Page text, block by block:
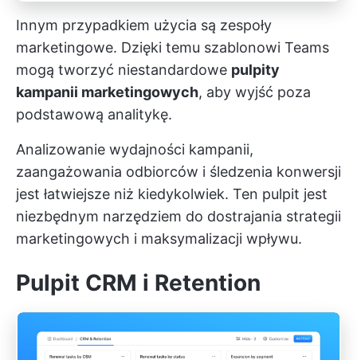
Innym przypadkiem użycia są zespoły
marketingowe. Dzięki temu szablonowi Teams
mogą tworzyć niestandardowe pulpity
kampanii marketingowych, aby wyjść poza
podstawową analitykę.
Analizowanie wydajności kampanii,
zaangażowania odbiorców i śledzenia konwersji
jest łatwiejsze niż kiedykolwiek. Ten pulpit jest
niezbędnym narzędziem do dostrajania strategii
marketingowych i maksymalizacji wpływu.
Pulpit CRM i Retention